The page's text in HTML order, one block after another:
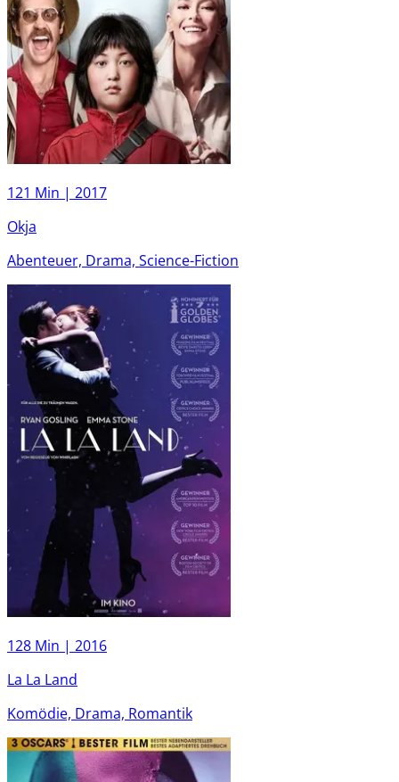
121 Min | 2017
Okja
Abenteuer, Drama, Science-Fiction
128 Min | 2016
La La Land
Komödie, Drama, Romantik